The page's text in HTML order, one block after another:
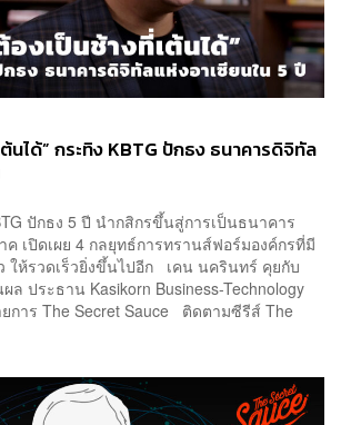
ต้นได้” กระทิง KBTG ปักธง ธนาคารดิจิทัล
ปักธง 5 ปี นำกสิกรขึ้นสู่การเป็นธนาคาร
เปิดเผย 4 กลยุทธ์การทรานส์ฟอร์มองค์กรที่มี
ให้รวดเร็วยิ่งขึ้นไปอีก เคน นครินทร์ คุยกับ
ล ประธาน Kasikorn Business-Technology
ยการ The Secret Sauce ติดตามซีรีส์ The